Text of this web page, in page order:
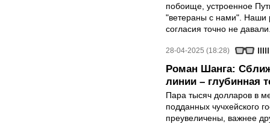
побоище, устроенное
"ветераны с нами". Наши
согласия точно не
28-04-2025 (18:28)
Роман Шанга:
линии – глубинная
Пара тысяч долларов в
подданных чучхейского
преувеличены, важнее